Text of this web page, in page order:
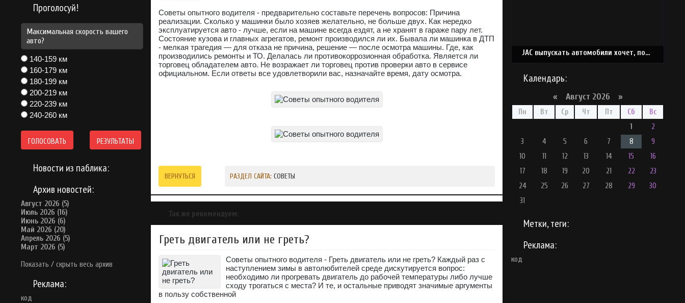
Проголосуй!
Максимальная скорость вашего
авто?
140-159 км
160-179 км
180-199 км
200-219 км
220-239 км
240-260 км
ГОЛОСОВАТЬ РЕЗУЛЬТАТЫ
Новости из паблика:
Архив новостей:
Август 2026 (5)
Июль 2026 (16)
Июнь 2026 (6)
Май 2026 (20)
Апрель 2026 (5)
Март 2026 (5)
Показать / скрыть весь архив
Реклама:
код
JAC выпускать автомобили хочет, под своей маркой
Календарь:
« Август 2026 »
Пн Вт Ср Чт Пт Сб
Вс
1
2
3
4 5 6 7 8
9
10
11 12 13 14 15
16
17
18 19 20 21 22
23
24
25 26 27 28 29
30
31
Метки, теги:
Реклама:
код
Советы опытного водителя - предварительно составьте перечень вопросов: Причина
реализации. Сколько у машинки было хозяев желательно, не больше двух. Как нередко
эксплуатируется авто - лучше, если на машине всегда ездят, а не хранят в гараже пару лет.
Состояние кузова и главных агрегатов, ремонт производился ли их. Бывала ли машинка в ДТП
- мелкая трагедия — для отказа не причина, решение — после осмотра машины. Где, как
производились ремонты и ТО. Делалась ли противокоррозионная обработка. Является ли
торговец обладателем авто. Не возражает ли торговец против проверки авто в сервисе
официальном. Если ответы все удовлетворили вас, назначайте время, дату осмотра.
ВЕРНУТЬСЯ РАЗДЕЛ САЙТА: СОВЕТЫ
Так же рекомендуем:
Греть двигатель или не греть?
Советы опытного водителя - Греть двигатель или не греть? Каждый раз с
наступлением зимы в автолюбителей среде дискутируется вопрос:
необходимо ли прогревать двигатель до рабочей температуры либо лучше
сходу трогаться с места? И те, и остальные приводят значимые аргументы
в пользу собственной